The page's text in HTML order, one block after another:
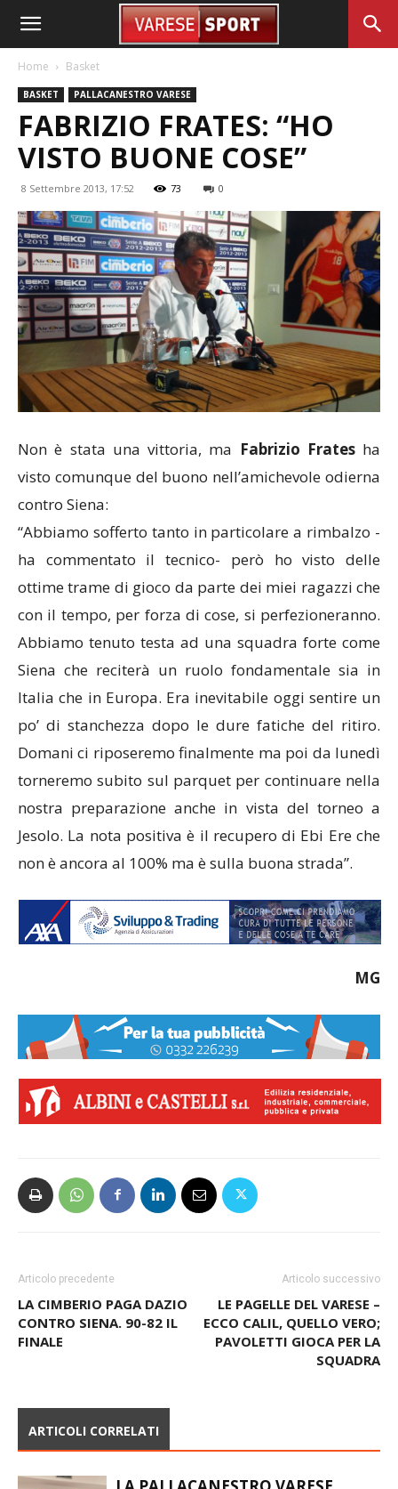
Home Basket
BASKET PALLACANESTRO VARESE
FABRIZIO FRATES: “HO
VISTO BUONE COSE”
8 Settembre 2013, 17:52 73 0
Non è stata una vittoria, ma Fabrizio Fratesha
visto comunque del buono nell’amichevole odierna
contro Siena:
“Abbiamo sofferto tanto in particolare a rimbalzo -
ha commentato il tecnico- però ho visto delle
ottime trame di gioco da parte dei miei ragazzi che
con il tempo, per forza di cose, si perfezioneranno.
Abbiamo tenuto testa ad una squadra forte come
Siena che reciterà un ruolo fondamentale sia in
Italia che in Europa. Era inevitabile oggi sentire un
po’ di stanchezza dopo le dure fatiche del ritiro.
Domani ci riposeremo finalmente ma poi da lunedì
torneremo subito sul parquet per continuare nella
nostra preparazione anche in vista del torneo a
Jesolo. La nota positiva è il recupero di Ebi Ere che
non è ancora al 100% ma è sulla buona strada”.
MG
LA CIMBERIO PAGA DAZIO
CONTRO SIENA. 90-82 IL
LE PAGELLE DEL VARESE –
ECCO CALIL, QUELLO VERO;
PAVOLETTI GIOCA PER LA
ARTICOLI CORRELATI